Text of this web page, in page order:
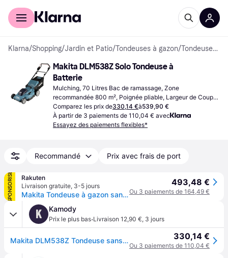
Acheter avec Klarna
Klarna/Shopping/Jardin et Patio/Tondeuses à gazon/ Tondeuses à Batterie
Makita DLM538Z Solo Tondeuse à
Batterie
Mulching, 70 Litres Bac de ramassage, Zone
recommandée 800 m², Poignée pliable, Largeur de Coupe
(max) 53 cm
Comparez les prix de330,14 €à539,90 €
À partir de 3 paiements de 110,04 € avec
Essayez des paiements flexibles*
Recommandé Prix avec frais de port
SPONSORISÉ
Rakuten
Livraison gratuite, 3-5 jours
Makita Tondeuse à gazon sans fil 18V, sans batterie ni chargeur - DLM538Z
493,48 €
Ou 3 paiements de 164,49 €
K Kamody
Prix le plus bas·Livraison 12,90 €, 3 jours
Makita DLM538Z Tondeuse sans fil 530 mm Li-ion LXT 2x18V sans batterie 330,14 €
Ou 3 paiements de 110,04 €